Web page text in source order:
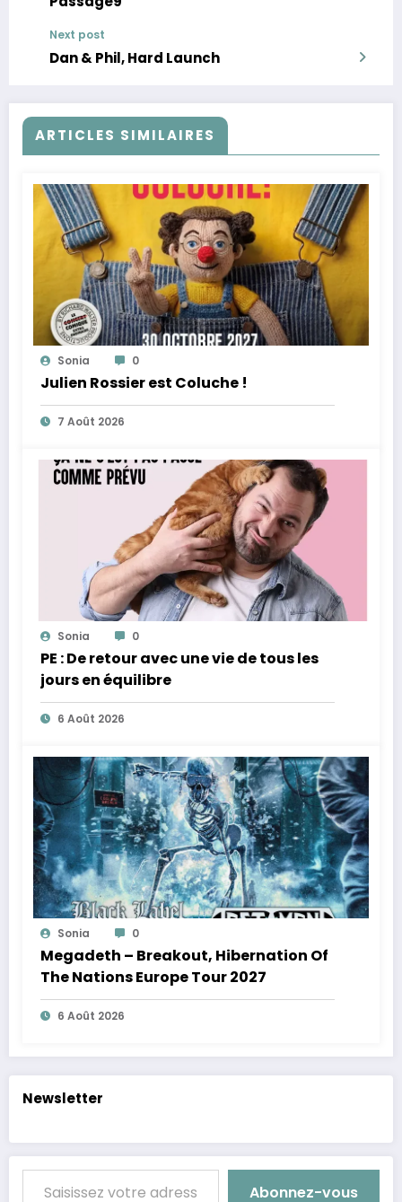
Next post
Dan & Phil, Hard Launch
ARTICLES SIMILAIRES
Sonia 0
Julien Rossier est Coluche !
7 Août 2026
Sonia 0
PE : De retour avec une vie de tous les
jours en équilibre
6 Août 2026
Sonia 0
Megadeth – Breakout, Hibernation Of
The Nations Europe Tour 2027
6 Août 2026
Newsletter
Saisissez votre adresse e-mail…
Abonnez-vous